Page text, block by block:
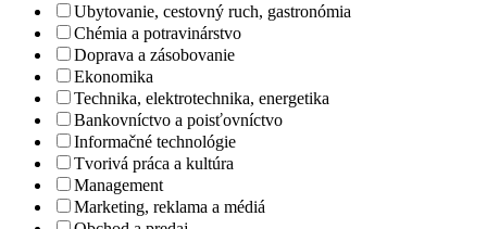
Ubytovanie, cestovný ruch, gastronómia
Chémia a potravinárstvo
Doprava a zásobovanie
Ekonomika
Technika, elektrotechnika, energetika
Bankovníctvo a poisťovníctvo
Informačné technológie
Tvorivá práca a kultúra
Management
Marketing, reklama a médiá